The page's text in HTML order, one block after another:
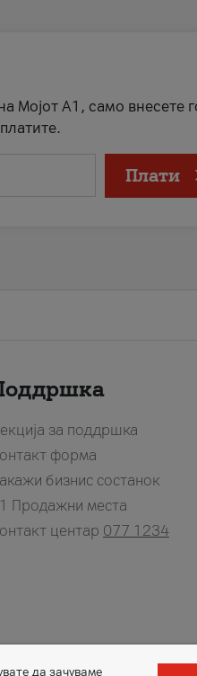
Мојот А1, само внесете
Плати
за поддршка
форма
бизнис состанок
Продажни места
центар 077 1234
да зачуваме